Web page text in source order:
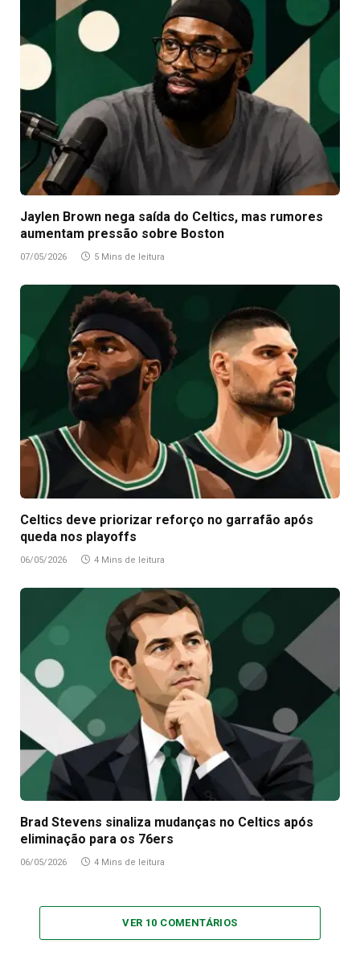
Jaylen Brown nega saída do Celtics, mas rumores
aumentam pressão sobre Boston
07/05/2026 5 Mins de leitura
Celtics deve priorizar reforço no garrafão após
queda nos playoffs
06/05/2026 4 Mins de leitura
Brad Stevens sinaliza mudanças no Celtics após
eliminação para os 76ers
06/05/2026 4 Mins de leitura
VER 10 COMENTÁRIOS